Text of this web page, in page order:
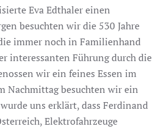
Eva Edthaler einen
besuchten wir die 530 Jahre
immer noch in Familienhand
interessanten Führung durch die
wir ein feines Essen im
Nachmittag besuchten wir ein
uns erklärt, dass Ferdinand
Elektrofahrzeuge